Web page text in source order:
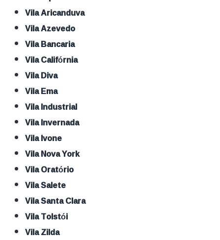
Vila Aricanduva
Vila Azevedo
Vila Bancaria
Vila Califórnia
Vila Diva
Vila Ema
Vila Industrial
Vila Invernada
Vila Ivone
Vila Nova York
Vila Oratório
Vila Salete
Vila Santa Clara
Vila Tolstói
Vila Zilda